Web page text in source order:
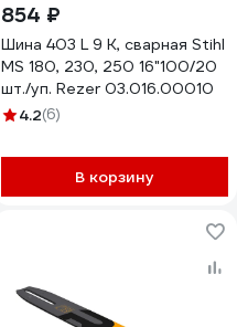
854 ₽
Шина 403 L 9 K, сварная Stihl
MS 180, 230, 250 16"100/20
шт./уп. Rezer 03.016.00010
4.2(6)
В корзину